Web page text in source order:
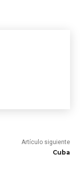
Artículo siguiente
Cuba